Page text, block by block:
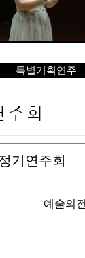
특별기획연주
주회
기연주회
예술의